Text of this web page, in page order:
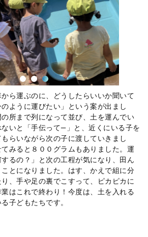
ら運ぶのに、どうしたらいいか聞いて
ように運びたい」という案が出まし
所まで列になって並び、土を運んでい
いと「手伝って―」と、近くにいる子を
らいながら次の子に渡していきまし
みると８００グラムもありました。運
るの？」と次の工程が気になり、田ん
とになりました。はす、かえで組に分
、手や足の裏でこすって、ピカピカに
はこれで終わり！今度は、土を入れる
子どもたちです。